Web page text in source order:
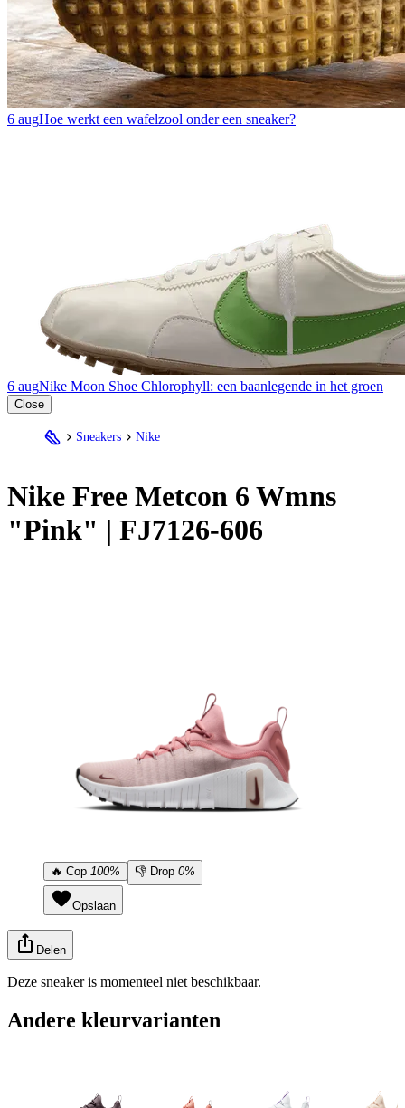
6 augHoe werkt een wafelzool onder een sneaker?
6 augNike Moon Shoe Chlorophyll: een baanlegende in het groen
Close
Sneakers Nike
Nike Free Metcon 6 Wmns
"Pink" | FJ7126-606
🔥 Cop 100% 👎 Drop 0%
Opslaan
Delen
Deze sneaker is momenteel niet beschikbaar.
Andere kleurvarianten